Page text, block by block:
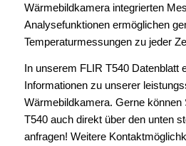
Wärmebildkamera integrierten
Analysefunktionen ermöglichen
Temperaturmessungen zu jeder
In unserem FLIR T540 Datenblatt
Informationen zu unserer
Wärmebildkamera. Gerne können
T540 auch direkt über den unten
anfragen! Weitere